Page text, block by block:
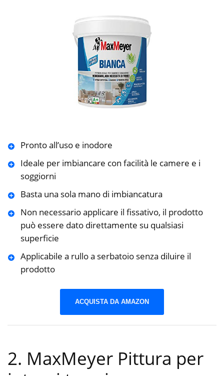
Pronto all’uso e inodore
Ideale per imbiancare con facilità le camere e i
soggiorni
Basta una sola mano di imbiancatura
Non necessario applicare il fissativo, il prodotto
può essere dato direttamente su qualsiasi
superficie
Applicabile a rullo a serbatoio senza diluire il
prodotto
ACQUISTA DA AMAZON
2. MaxMeyer Pittura per